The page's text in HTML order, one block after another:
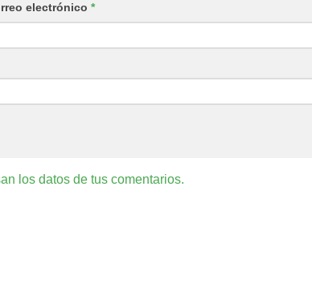
electrónico*
los datos de tus comentarios.